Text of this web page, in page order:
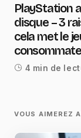
PlayStation
disque – 3
cela met le
4 min de
VOUS AIMEREZ